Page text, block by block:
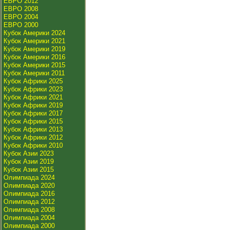
ЕВРО 2008
ЕВРО 2004
ЕВРО 2000
Кубок Америки 2024
Кубок Америки 2021
Кубок Америки 2019
Кубок Америки 2016
Кубок Америки 2015
Кубок Америки 2011
Кубок Африки 2025
Кубок Африки 2023
Кубок Африки 2021
Кубок Африки 2019
Кубок Африки 2017
Кубок Африки 2015
Кубок Африки 2013
Кубок Африки 2012
Кубок Африки 2010
Кубок Азии 2023
Кубок Азии 2019
Кубок Азии 2015
Олимпиада 2024
Олимпиада 2020
Олимпиада 2016
Олимпиада 2012
Олимпиада 2008
Олимпиада 2004
Олимпиада 2000